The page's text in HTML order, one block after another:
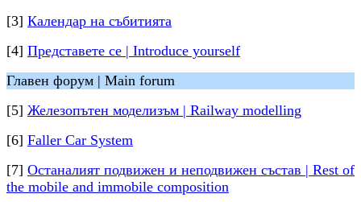
[3] Календар на събитията
[4] Представете се | Introduce yourself
Главен форум | Main forum
[5] Железопътен моделизъм | Railway modelling
[6] Faller Car System
[7] Останалият подвижен и неподвижен състав | Rest of
the mobile and immobile composition